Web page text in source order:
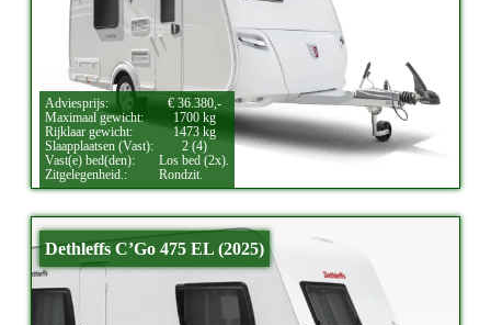
Adviesprijs:
€ 36.380,-
Maximaal gewicht:
1700 kg
Rijklaar gewicht:
1473 kg
Slaapplaatsen (Vast):
2 (4)
Vast(e) bed(den):
Los bed (2x).
Zitgelegenheid.:
Rondzit.
Dethleffs C’Go 475 EL (2025)